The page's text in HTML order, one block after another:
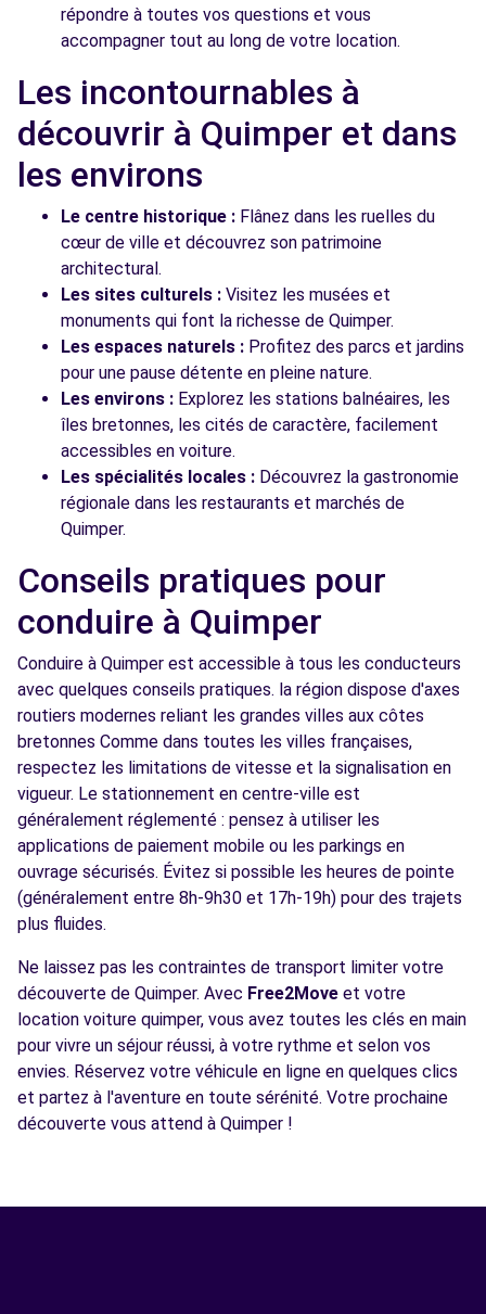
répondre à toutes vos questions et vous
accompagner tout au long de votre location.
Les incontournables à
découvrir à Quimper et dans
les environs
Le centre historique : Flânez dans les ruelles du
cœur de ville et découvrez son patrimoine
architectural.
Les sites culturels : Visitez les musées et
monuments qui font la richesse de Quimper.
Les espaces naturels : Profitez des parcs et jardins
pour une pause détente en pleine nature.
Les environs : Explorez les stations balnéaires, les
îles bretonnes, les cités de caractère, facilement
accessibles en voiture.
Les spécialités locales : Découvrez la gastronomie
régionale dans les restaurants et marchés de
Quimper.
Conseils pratiques pour
conduire à Quimper
Conduire à Quimper est accessible à tous les conducteurs
avec quelques conseils pratiques. la région dispose d'axes
routiers modernes reliant les grandes villes aux côtes
bretonnes Comme dans toutes les villes françaises,
respectez les limitations de vitesse et la signalisation en
vigueur. Le stationnement en centre-ville est
généralement réglementé : pensez à utiliser les
applications de paiement mobile ou les parkings en
ouvrage sécurisés. Évitez si possible les heures de pointe
(généralement entre 8h-9h30 et 17h-19h) pour des trajets
plus fluides.
Ne laissez pas les contraintes de transport limiter votre
découverte de Quimper. Avec Free2Move et votre
location voiture quimper, vous avez toutes les clés en main
pour vivre un séjour réussi, à votre rythme et selon vos
envies. Réservez votre véhicule en ligne en quelques clics
et partez à l'aventure en toute sérénité. Votre prochaine
découverte vous attend à Quimper !